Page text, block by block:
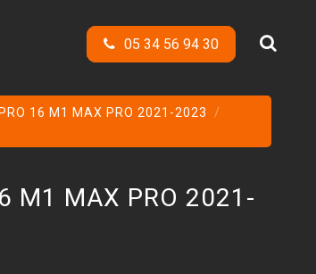
05 34 56 94 30
16 M1 MAX PRO 2021-2023
M1 MAX PRO 2021-